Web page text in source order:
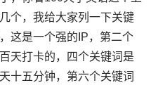
个，我给大家列一下关键
这是一个强的IP，第二个
天打卡的，四个关键词是
十五分钟，第六个关键词